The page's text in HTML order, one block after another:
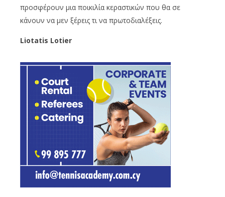
προσφέρουν μια ποικιλία κεραστικών που θα σε
κάνουν να μεν ξέρεις τι να πρωτοδιαλέξεις.
Liotatis Lotier